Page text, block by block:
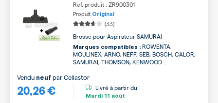
Ref. produit : ZR900301
Produit Original
(33)
Brosse pour Aspirateur SAMURAI
Marques compatibles : ROWENTA,
MOULINEX, ARNO, NEFF, SEB, BOSCH, CALOR,
SAMURAI, THOMSON, KENWOOD ...
20,26 €
Vendu neuf parCellastor
Livré à partir du
Mardi 11 août